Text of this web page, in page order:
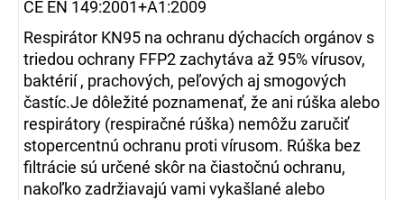
CE EN 149:2001+A1:2009
Respirátor KN95 na ochranu dýchacích orgánov s
triedou ochrany FFP2 zachytáva až 95% vírusov,
baktérií , prachových, peľových aj smogových
častíc.Je dôležité poznamenať, že ani rúška alebo
respirátory (respiračné rúška) nemôžu zaručiť
stopercentnú ochranu proti vírusom. Rúška bez
filtrácie sú určené skôr na čiastočnú ochranu,
nakoľko zadržiavajú vami vykašlané alebo